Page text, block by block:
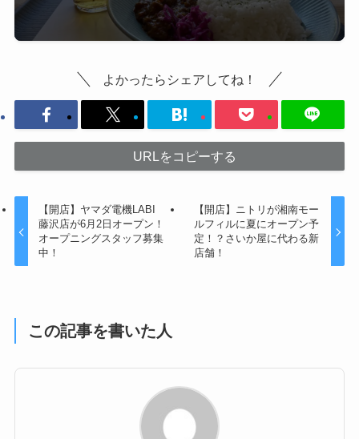
よかったらシェアしてね！
URLをコピーする
【開店】ヤマダ電機LABI
藤沢店が6月2日オープン！
オープニングスタッフ募集
中！
【開店】ニトリが湘南モー
ルフィルに夏にオープン予
定！？さいか屋に代わる新
店舗！
この記事を書いた人